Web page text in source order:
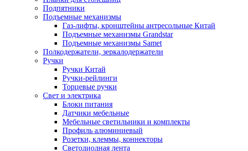
Подпятники
Подъемные механизмы
Газ-лифты, кронштейны антресольные Китай
Подъемные механизмы Grandstar
Подъемные механизмы Samet
Полкодержатели, зеркалодержатели
Ручки
Ручки Китай
Ручки-рейлинги
Торцевые ручки
Свет и электрика
Блоки питания
Датчики мебельные
Мебельные светильники и комплекты
Профиль алюминиевый
Розетки, клеммы, коннекторы
Светодиодная лента